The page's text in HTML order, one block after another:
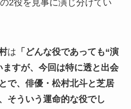
2役を見事に演じ分けてい
は 「どんな役であっても“演
ますが、今回は特に透と出会
で、俳優・松村北斗と芝居
そういう運命的な役でし